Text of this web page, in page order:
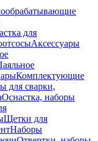
для
Аксессуары
Комплектующие
для сварки,
Оснастка, наборы
Щетки для
Наборы